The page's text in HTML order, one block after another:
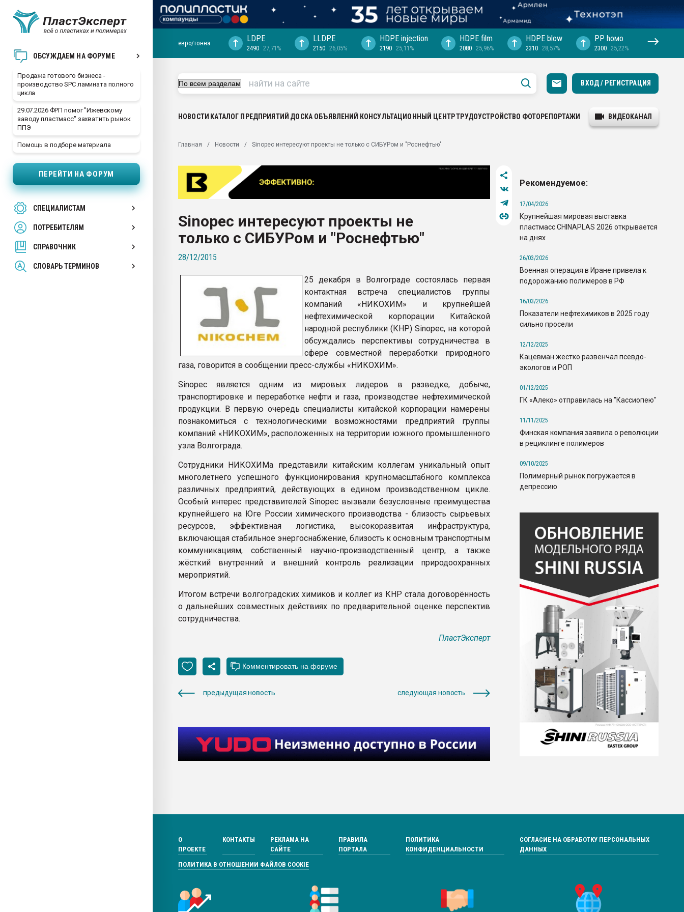
ОБСУЖДАЕМ НА ФОРУМЕ
Продажа готового бизнеса -
производство SPC ламината полного
цикла
29.07.2026 ФРП помог "Ижевскому
заводу пластмасс" захватить рынок
ППЭ
Помощь в подборе материала
ПЕРЕЙТИ НА ФОРУМ
СПЕЦИАЛИСТАМ
ПОТРЕБИТЕЛЯМ
СПРАВОЧНИК
СЛОВАРЬ ТЕРМИНОВ
28.07.2026 "Технониколь" довольна
Всё, что касается выдува ПЭТ
Материал поверхности пуансона для
Продам отходы Композиция
поликарбоната и АБС-пластика
Armaloy PC/ABS-1IM черный цвет
Профильная литература. Продажа,
покупка, обмен
евро/тонна LDPE
2490 27,71%
LLDPE
2150 26,05%
HDPE injection
2190 25,11%
HDPE film
2080 25,96%
HDPE blow
2310 28,57%
PP hомо
2300 25,22%
ВХОД / РЕГИСТРАЦИЯ
НОВОСТИ КАТАЛОГ ПРЕДПРИЯТИЙ ДОСКА ОБЪЯВЛЕНИЙ КОНСУЛЬТАЦИОННЫЙ ЦЕНТРТРУДОУСТРОЙСТВО ФОТОРЕПОРТАЖИ ВИДЕОКАНАЛ
Главная Новости Sinopec интересуют проекты не только с СИБУРом и "Роснефтью"
Sinopec интересуют проекты не
только с СИБУРом и "Роснефтью"
28/12/2015
25 декабря в Волгограде состоялась первая
контактная встреча специалистов группы
компаний «НИКОХИМ» и крупнейшей
нефтехимической корпорации Китайской
народной республики (КНР) Sinopec, на которой
обсуждались перспективы сотрудничества в
сфере совместной переработки природного
газа, говорится в сообщении пресс-службы «НИКОХИМ».
Sinopec является одним из мировых лидеров в разведке, добыче,
транспортировке и переработке нефти и газа, производстве нефтехимической
продукции. В первую очередь специалисты китайской корпорации намерены
познакомиться с технологическими возможностями предприятий группы
компаний «НИКОХИМ», расположенных на территории южного промышленного
узла Волгограда.
Сотрудники НИКОХИМа представили китайским коллегам уникальный опыт
многолетнего успешного функционирования крупномасштабного комплекса
различных предприятий, действующих в едином производственном цикле.
Особый интерес представителей Sinopec вызвали безусловные преимущества
крупнейшего на Юге России химического производства - близость сырьевых
ресурсов, эффективная логистика, высокоразвитая инфраструктура,
включающая стабильное энергоснабжение, близость к основным транспортным
коммуникациям, собственный научно-производственный центр, а также
жёсткий внутренний и внешний контроль реализации природоохранных
мероприятий.
Итогом встречи волгоградских химиков и коллег из КНР стала договорённость
о дальнейших совместных действиях по предварительной оценке перспектив
сотрудничества.
ПластЭксперт
предыдущая новость следующая новость
Рекомендуемое:
17/04/2026
Крупнейшая мировая выставка
пластмасс CHINAPLAS 2026 открывается
на днях
26/03/2026
Военная операция в Иране привела к
подорожанию полимеров в РФ
16/03/2026
Показатели нефтехимиков в 2025 году
сильно просели
12/12/2025
Кацевман жестко развенчал псевдо-
экологов и РОП
01/12/2025
ГК «Алеко» отправилась на "Кассиопею"
11/11/2025
Финская компания заявила о революции
в рециклинге полимеров
09/10/2025
Полимерный рынок погружается в
депрессию
О
ПРОЕКТЕ
КОНТАКТЫ
РЕКЛАМА НА
САЙТЕ
ПРАВИЛА
ПОРТАЛА
ПОЛИТИКА
КОНФИДЕНЦИАЛЬНОСТИ
СОГЛАСИЕ НА ОБРАБОТКУ ПЕРСОНАЛЬНЫХ
ДАННЫХ
ПОЛИТИКА В ОТНОШЕНИИ ФАЙЛОВ COOKIE